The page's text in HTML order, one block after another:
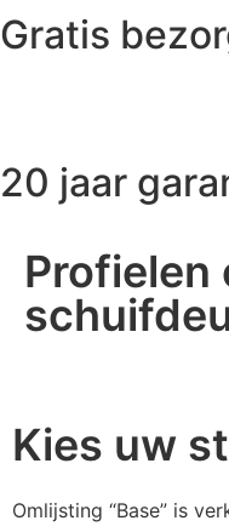
Gratis
20 jaar
Profielen
Kies uw
Omlijsting “Base” is